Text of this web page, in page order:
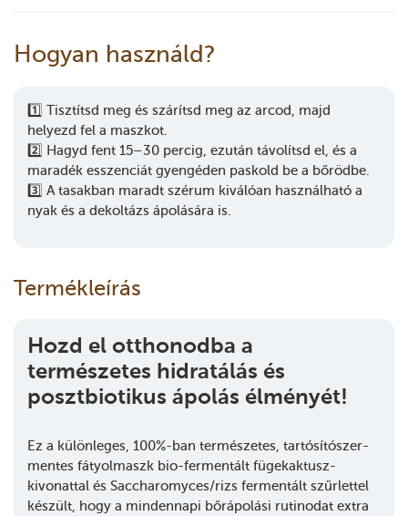
Hogyan használd?
1️⃣ Tisztítsd meg és szárítsd meg az arcod, majd
helyezd fel a maszkot.
2️⃣ Hagyd fent 15–30 percig, ezután távolítsd el, és a
maradék esszenciát gyengéden paskold be a bőrödbe.
3️⃣ A tasakban maradt szérum kiválóan használható a
nyak és a dekoltázs ápolására is.
Termékleírás
Hozd el otthonodba a
természetes hidratálás és
posztbiotikus ápolás élményét!
Ez a különleges, 100%-ban természetes, tartósítószer-
mentes fátyolmaszk bio-fermentált fügekaktusz-
kivonattal és Saccharomyces/rizs fermentált szűrlettel
készült, hogy a mindennapi bőrápolási rutinodat extra